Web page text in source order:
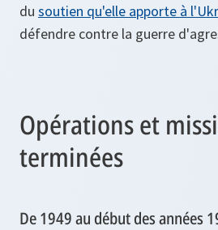
du soutien qu'elle apporte à
défendre contre la guerre
Opérations et
terminées
De 1949 au début des années